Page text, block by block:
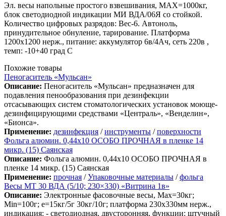
Эл. весы напольные простого взвешивания, МАХ=1000кг,
блок светодиодной индикации МИ ВДА/06Я со стойкой.
Количество цифровых разрядов: Вес-6. Автоноль,
принудительное обнуление, тарирование. Платформа
1200х1200 нерж., питание: аккумулятор 6в/4Ач, сеть 220в ,
темп: -10+40 град С
Похожие товары
Пеногаситель «Мульсан»
Описание: Пеногаситель «Мульсан» предназначен для
подавления пенообразования при дезинфекции
отсасывающих систем стоматологических установок моюще-
дезинфицирующими средствами «Централь», «Венделин»,
«Бионса».
Применение: дезинфекция /инструменты /поверхности
Фольга алюмин. 0,44х10 ОСОБО ПРОЧНАЯ в пленке 14
микр. (15) Саянская
Описание: Фольга алюмин. 0,44х10 ОСОБО ПРОЧНАЯ в
пленке 14 микр. (15) Саянская
Применение: прочная /Упаковочные материалы /фольга
Весы МТ 30 ВДА (5/10; 230×330) «Витрина 1в»
Описание: Электронные фасовочные весы, Max=30кг;
Min=100г; e=15кг/5г 30кг/10г; платформа 230х330мм нерж.,
индикация: - светодиодная, двусторонняя, функции: штучный